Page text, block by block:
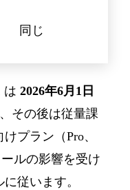
同じ
は 2026年6月1日
その後は従量課
プラン（Pro、
ルの影響を受け
従います。